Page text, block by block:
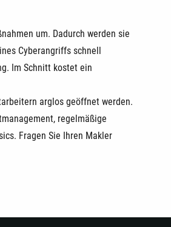
um. Dadurch werden sie
Cyberangriffs schnell
Im Schnitt kostet ein
arglos geöffnet werden.
regelmäßige
Fragen Sie Ihren Makler